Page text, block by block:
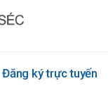
Đăng ký trực tuyến